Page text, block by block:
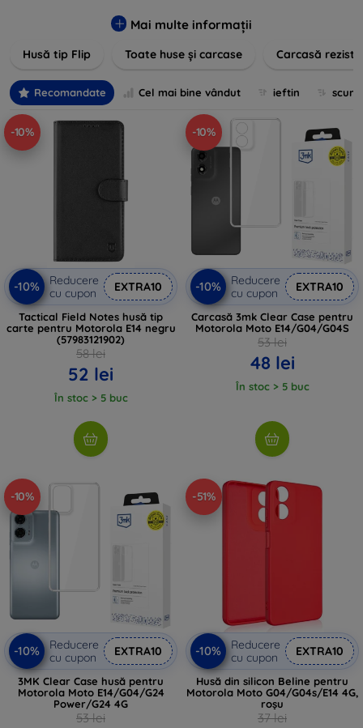
îndeplinească toate cerințele dvs. Descoperiți varietatea
designuri inovatoare menite să ofere nu doar protecție, ci și
Mai multe informații
Husă tip Flip Toate huse și carcase Carcasă
Recomandate Cel mai bine vândut ieftin
-10%
-10%
Reducere
cu cupon
EXTRA10
Tactical Field Notes husă tip
carte pentru Motorola E14 negru
(57983121902)
58 lei
52 lei
În stoc > 5 buc
-10%
-10%
Reducere
cu cupon
EXTRA10
Carcasă 3mk Clear Case pentru
Motorola Moto E14/G04/G04S
53 lei
48 lei
În stoc > 5 buc
-10%
-10%
Reducere
cu cupon
EXTRA10
3MK Clear Case husă pentru
Motorola Moto E14/G04/G24
Power/G24 4G
53 lei
-51%
-10%
Reducere
cu cupon
EXTRA10
Husă din silicon Beline pentru
Motorola Moto G04/G04s/E14 4G,
roșu
37 lei